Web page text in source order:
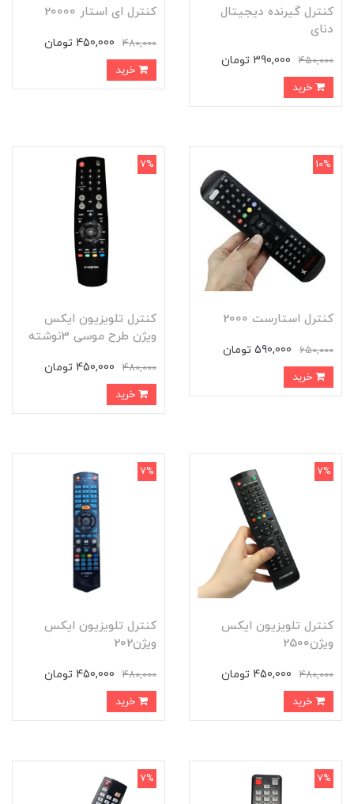
کنترل گیرنده دیجیتال
دنای
450,000 390,000 تومان
کنترل ای استار 20000
480,000 450,000 تومان
کنترل استارست 2000
650,000 590,000 تومان
10%
کنترل تلویزیون ایکس
ویژن طرح موسی 3نوشته
480,000 450,000 تومان
7%
کنترل تلویزیون ایکس
ویژن2500
480,000 450,000 تومان
7%
کنترل تلویزیون ایکس
ویژن202
480,000 450,000 تومان
7%
7%
7%